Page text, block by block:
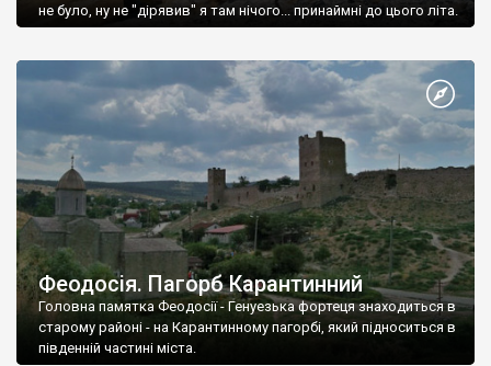
не було, ну не "дірявив" я там нічого... принаймні до цього літа.
Феодосія. Пагорб Карантинний
Головна памятка Феодосії - Генуезька фортеця знаходиться в
старому районі - на Карантинному пагорбі, який підноситься в
південній частині міста.